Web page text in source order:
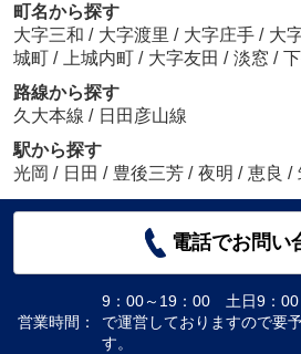
町名から探す
大字三和 / 大字渡里 / 大字庄手 / 大
城町 / 上城内町 / 大字友田 / 淡窓 /
路線から探す
久大本線 / 日田彦山線
駅から探す
光岡 / 日田 / 豊後三芳 / 夜明 / 恵良 /
電話でお問い
営業時間：
9：00～19：00 土日9：
で運営しておりますので要
す。